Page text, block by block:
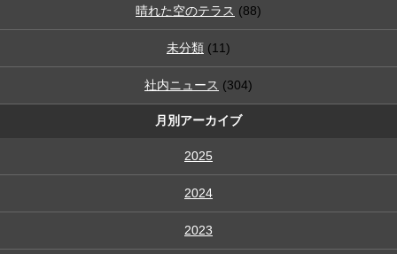
晴れた空のテラス (88)
未分類 (11)
社内ニュース (304)
月別アーカイブ
2025
2024
2023